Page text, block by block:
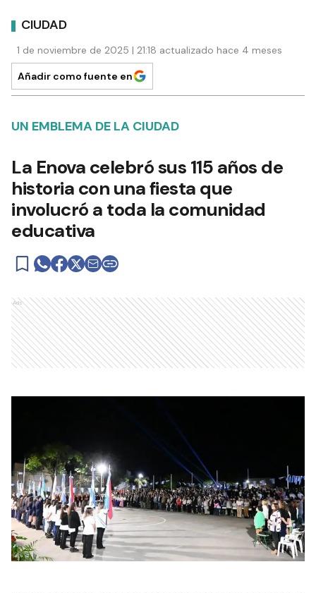
CIUDAD
1 de noviembre de 2025 | 21:18 actualizado hace 4 meses
Añadir como fuente en
UN EMBLEMA DE LA CIUDAD
La Enova celebró sus 115 años de
historia con una fiesta que
involucró a toda la comunidad
educativa
Ads